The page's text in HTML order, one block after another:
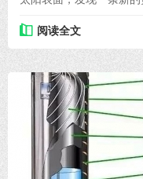
阅读全文